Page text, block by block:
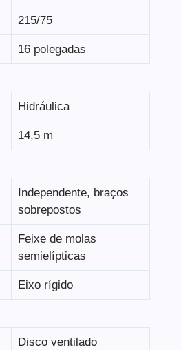
215/75
16 polegadas
Hidráulica
14,5 m
Independente, braços
sobrepostos
Feixe de molas
semielípticas
Eixo rígido
Disco ventilado